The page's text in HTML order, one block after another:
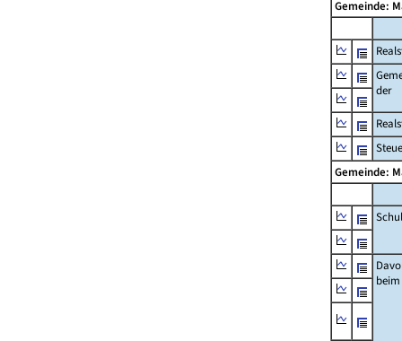
Gemeinde:
der
Gemeinde:
beim